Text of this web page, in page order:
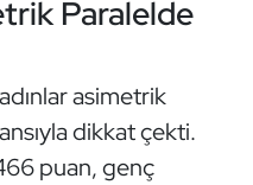
Paralelde
asimetrik
dikkat çekti.
puan, genç